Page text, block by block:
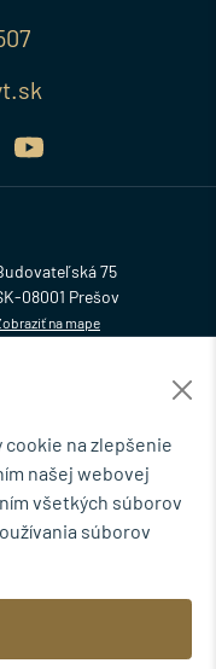
75
08001 Prešov
na mape
na zlepšenie
našej webovej
všetkých súborov
súborov